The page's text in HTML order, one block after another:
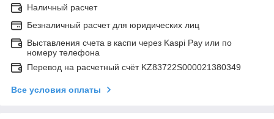
Наличный расчет
Безналичный расчет для юридических лиц
Выставления счета в каспи через Kaspi Pay или по
номеру телефона
Перевод на расчетный счёт KZ83722S000021380349
Все условия оплаты